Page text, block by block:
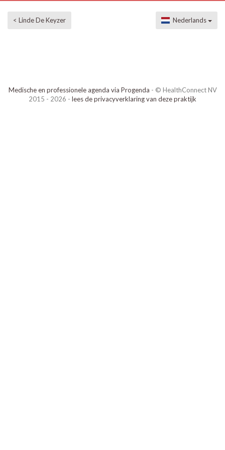
< Linde De Keyzer Nederlands
Medische en professionele agenda via Progenda - © HealthConnect NV
2015 - 2026 - lees de privacyverklaring van deze praktijk